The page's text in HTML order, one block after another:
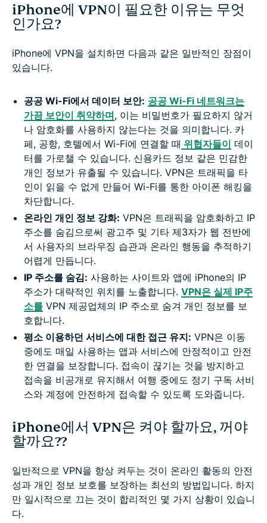
iPhone에 VPN이 필요한 이유는 무엇
인가요?
iPhone에 VPN을 설치하면 다음과 같은 일반적인 장점이
있습니다.
공공 Wi-Fi에서 데이터 보안: 공공 Wi-Fi 네트워크는
가끔 보안이 취약하며, 이는 비밀번호가 필요하지 않거
나 암호화를 사용하지 않는다는 것을 의미합니다. 카
페, 공항, 호텔에서 Wi-Fi에 연결할 때 위협자들이 데이
터를 가로챌 수 있습니다. 신용카드 정보 같은 민감한
개인 정보가 유출될 수 있습니다. VPN은 트래픽을 타
인이 읽을 수 없게 만들어 Wi-Fi를 통한 아이폰 해킹을
차단합니다.
온라인 개인 정보 강화: VPN은 트래픽을 암호화하고 IP
주소를 숨김으로써 광고주 및 기타 제3자가 웹 전반에
서 사용자의 브라우징 습관과 온라인 행동을 추적하기
어렵게 만듭니다.
IP 주소를 숨김: 사용하는 사이트와 앱에 iPhone의 IP
주소가 대략적인 위치를 노출합니다. VPN은 실제 IP주
소를 VPN 제공업체의 IP 주소로 숨겨 개인 정보를 보
호합니다.
평소 이용하던 서비스에 대한 접근 유지: VPN은 이동
중에도 매일 사용하는 앱과 서비스에 안정적이고 안전
한 연결을 보장합니다. 접속이 끊기는 것을 방지하고
접속을 비공개로 유지해서 여행 중에도 정기 구독 서비
스와 계정에 안전하게 접속할 수 있도록 도와줍니다.
iPhone에서 VPN은 켜야 할까요, 꺼야
할까요??
일반적으로 VPN을 항상 켜두는 것이 온라인 활동의 안전
성과 개인 정보 보호를 보장하는 최선의 방법입니다. 하지
만 일시적으로 끄는 것이 합리적인 몇 가지 상황이 있습니
다.